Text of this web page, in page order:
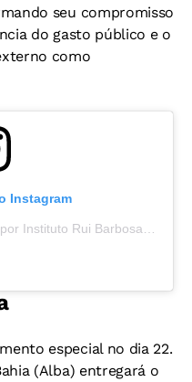
seu compromisso
do gasto público e o
como
Instagram
especial no dia 22.
(Alba) entregará o